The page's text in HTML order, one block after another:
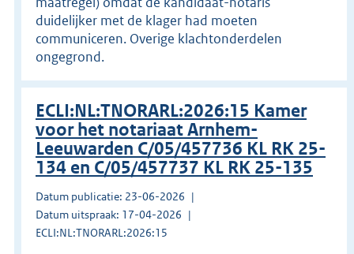
duidelijker met de klager had moeten
communiceren. Overige klachtonderdelen
ongegrond.
ECLI:NL:TNORARL:2026:15 Kamer
voor het notariaat Arnhem-
Leeuwarden C/05/457736 KL RK 25-
134 en C/05/457737 KL RK 25-135
Datum publicatie: 23-06-2026
Datum uitspraak: 17-04-2026
ECLI:NL:TNORARL:2026:15